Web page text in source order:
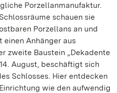
Porzellanmanufaktur.
schauen sie
Porzellans an und
Anhänger aus
zweite Baustein „Dekadente
August, beschäftigt sich
Schlosses. Hier entdecken
wie den aufwendig